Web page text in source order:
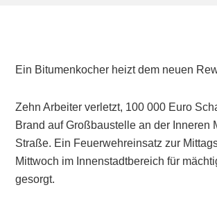
Ein Bitumenkocher heizt dem neuen
Zehn Arbeiter verletzt, 100 000 Euro
Brand auf Großbaustelle an der Inneren
Straße. Ein Feuerwehreinsatz zur
Mittwoch im Innenstadtbereich für
gesorgt.